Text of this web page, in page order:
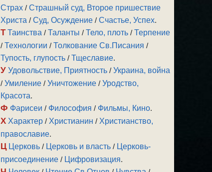
Страх /Страшный суд, Второе пришествие
Христа /Суд, Осуждение /Счастье, Успех.
Т Таинства /Таланты /Тело, плоть /Терпение
/Технологии /Толкование Св.Писания /
Тупость, глупость /Тщеславие.
У Удовольствие, Приятность /Украина, война
/Умиление /Уничтожение /Уродство,
Красота.
Ф Фарисеи / Философия / Фильмы, Кино.
Х Характер / Христианин / Христианство,
православие.
Ц Церковь / Церковь и власть / Церковь-
присоединение / Цифровизация.